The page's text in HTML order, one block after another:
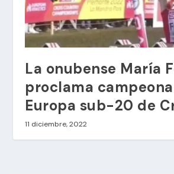
La onubense María
proclama
Europa sub-20 de
11 diciembre, 2022